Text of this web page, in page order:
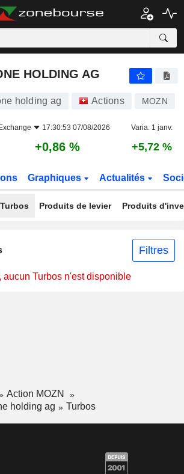
HOLDING AG
holding ag Actions MOZN
17:30:53 07/08/2026 Varia. 1 janv.
+0,86 % +5,72 %
Graphiques Actualités
Turbos Produits de levier Produits
Filtres
aucun Turbos n'est disponible
Action MOZN
holding ag
Turbos